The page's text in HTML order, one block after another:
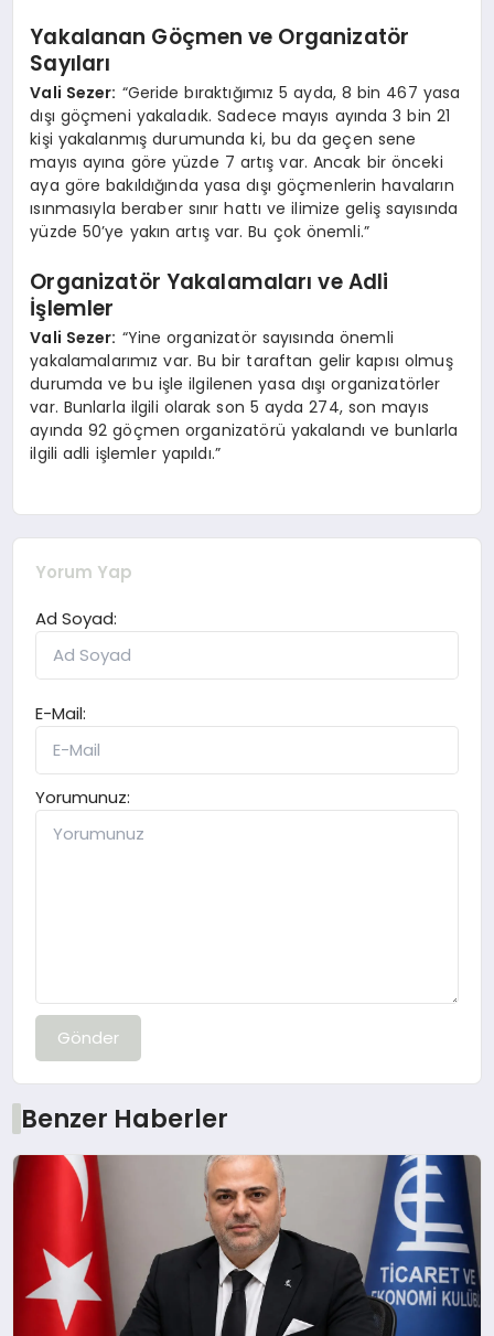
Yakalanan Göçmen ve Organizatör
Sayıları
Vali Sezer: “Geride bıraktığımız 5 ayda, 8 bin 467 yasa
dışı göçmeni yakaladık. Sadece mayıs ayında 3 bin 21
kişi yakalanmış durumunda ki, bu da geçen sene
mayıs ayına göre yüzde 7 artış var. Ancak bir önceki
aya göre bakıldığında yasa dışı göçmenlerin havaların
ısınmasıyla beraber sınır hattı ve ilimize geliş sayısında
yüzde 50’ye yakın artış var. Bu çok önemli.”
Organizatör Yakalamaları ve Adli
İşlemler
Vali Sezer: “Yine organizatör sayısında önemli
yakalamalarımız var. Bu bir taraftan gelir kapısı olmuş
durumda ve bu işle ilgilenen yasa dışı organizatörler
var. Bunlarla ilgili olarak son 5 ayda 274, son mayıs
ayında 92 göçmen organizatörü yakalandı ve bunlarla
ilgili adli işlemler yapıldı.”
Yorum Yap
Ad Soyad:
E-Mail:
Yorumunuz:
Gönder
Benzer Haberler